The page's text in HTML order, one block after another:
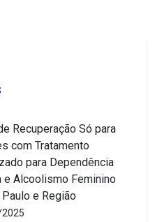
Recuperação Só para
com Tratamento
para Dependência
e Alcoolismo Feminino
e Região